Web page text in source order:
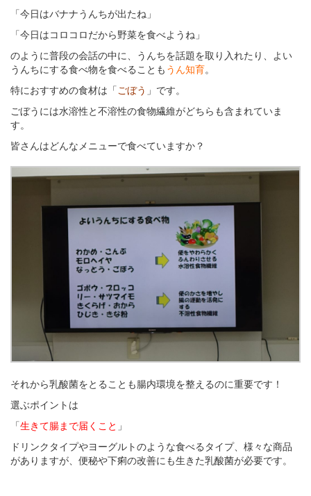
「今日はバナナうんちが出たね」
「今日はコロコロだから野菜を食べようね」
のように普段の会話の中に、うんちを話題を取り入れたり、よい
うんちにする食べ物を食べることも うん知育。
特におすすめの食材は「ごぼう 」です。
ごぼうには水溶性と不溶性の食物繊維がどちらも含まれていま
す。
皆さんはどんなメニューで食べていますか？
それから乳酸菌をとることも腸内環境を整えるのに重要です！
選ぶポイントは
「生きて腸まで届くこと 」
ドリンクタイプやヨーグルトのような食べるタイプ、様々な商品
がありますが、便秘や下痢の改善にも生きた乳酸菌が必要です。